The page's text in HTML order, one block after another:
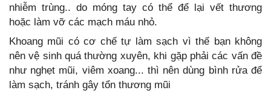
nhiễm trùng.. do móng tay có thể để lại vết thương
hoặc làm vỡ các mạch máu nhỏ.
Khoang mũi có cơ chế tự làm sạch vì thế bạn không
nên vệ sinh quá thường xuyên, khi gặp phải các vấn đề
như nghẹt mũi, viêm xoang... thì nên dùng bình rửa để
làm sạch, tránh gây tổn thương mũi